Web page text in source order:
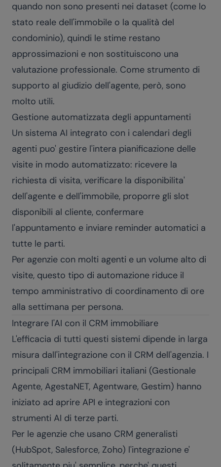
quando non sono presenti nei dataset (come lo
stato reale dell'immobile o la qualità del
condominio), quindi le stime restano
approssimazioni e non sostituiscono una
valutazione professionale. Come strumento di
supporto al giudizio dell'agente, però, sono
molto utili.
Gestione automatizzata degli appuntamenti
Un sistema AI integrato con i calendari degli
agenti puo' gestire l'intera pianificazione delle
visite in modo automatizzato: ricevere la
richiesta di visita, verificare la disponibilita'
dell'agente e dell'immobile, proporre gli slot
disponibili al cliente, confermare
l'appuntamento e inviare reminder automatici a
tutte le parti.
Per agenzie con molti agenti e un volume alto di
visite, questo tipo di automazione riduce il
tempo amministrativo di coordinamento di ore
alla settimana per persona.
Integrare l'AI con il CRM immobiliare
L'efficacia di tutti questi sistemi dipende in larga
misura dall'integrazione con il CRM dell'agenzia. I
principali CRM immobiliari italiani (Gestionale
Agente, AgestaNET, Agentware, Gestim) hanno
iniziato ad aprire API e integrazioni con
strumenti AI di terze parti.
Per le agenzie che usano CRM generalisti
(HubSpot, Salesforce, Zoho) l'integrazione e'